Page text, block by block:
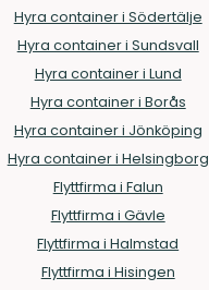
Hyra container i Södertälje
Hyra container i Sundsvall
Hyra container i Lund
Hyra container i Borås
Hyra container i Jönköping
Hyra container i Helsingborg
Flyttfirma i Falun
Flyttfirma i Gävle
Flyttfirma i Halmstad
Flyttfirma i Hisingen